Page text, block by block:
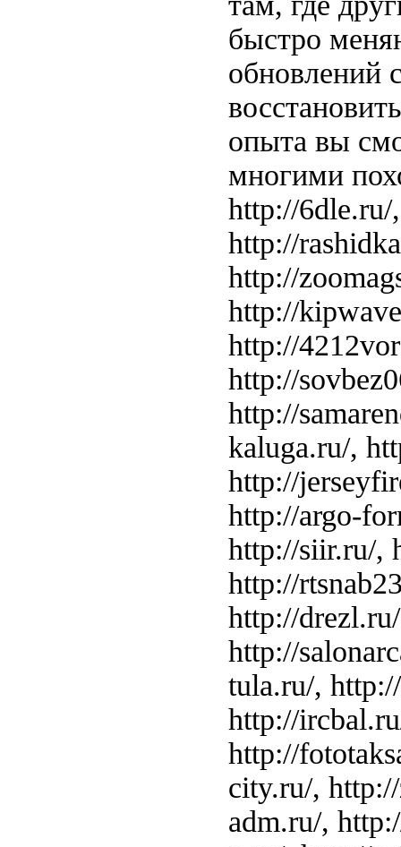
быстро
обновлений
опыта вы
многими
http://
http://
http://
http://
http://
http://
http://
kaluga.ru/,
http://
http://argo-
http://siir.ru/,
http://
http://
http://
tula.ru/,
http://
http://
city.ru/,
adm.ru/,